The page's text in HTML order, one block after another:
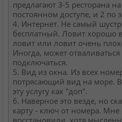
предлагают 3-5 ресторана
постоянном доступе, и 2 по
4. Интернет. Не самый
бесплатный. Ловит хорошо
ловит или ловит очень
Иногда, может
подключаться.
5. Вид из окна. Из всех
потрясающий вид на море.
эту услугу как "доп".
6. Наверное это везде, но
карту - ключ от номера. Мне